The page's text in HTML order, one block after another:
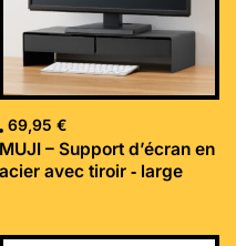
69,95 €
MUJI – Support d’écran en
acier avec tiroir ‐ large